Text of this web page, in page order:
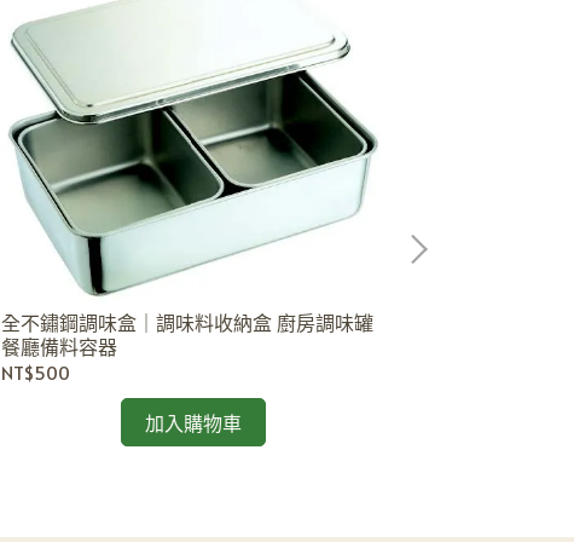
全不鏽鋼調味盒｜調味料收納盒 廚房調味罐
餐廳備料容器
NT$500
加入購物車